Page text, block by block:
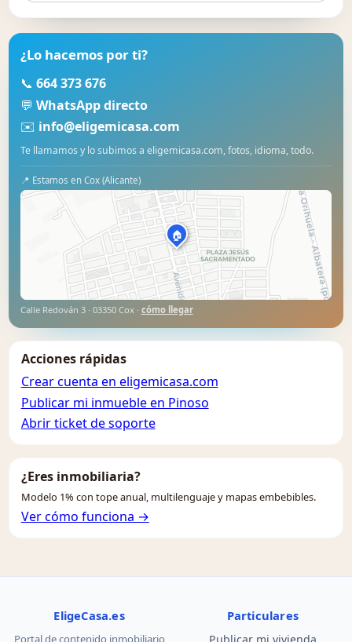
¿Lo hacemos por ti?
📞 664 373 676
💬 WhatsApp directo
✉️ info@eligemicasa.com
Te llamamos y lo subimos a eligemicasa.com, fotos, idioma, todo.
📍 Estamos en Cox (Alicante)
🏠
Calle Redován 3 · 03350 Cox · cómo llegar
Acciones rápidas
Crear cuenta en eligemicasa.com
Publicar mi inmueble en Pinoso
Abrir ticket de soporte
¿Eres inmobiliaria?
Modelo 1% con tope anual, multilenguaje y mapas embebibles.
Ver cómo funciona →
EligeCasa.es
Portal de contenido inmobiliario
Particulares